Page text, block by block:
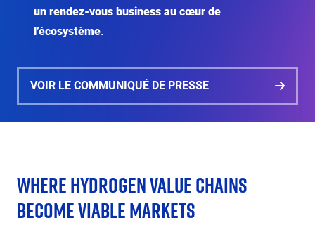
un rendez-vous business au cœur de
l’écosystème.
VOIR LE COMMUNIQUÉ DE PRESSE
Éditeur
de
texte
WHERE HYDROGEN VALUE CHAINS
BECOME VIABLE MARKETS